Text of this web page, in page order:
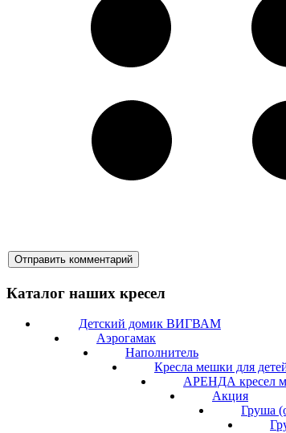
Каталог наших кресел
Детский домик ВИГВАМ
Аэрогамак
Наполнитель
Кресла мешки для
АРЕНДА кресел
Акция
Груша